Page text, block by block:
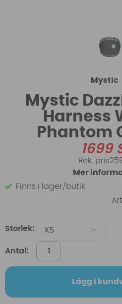
Mystic
Mystic
Harness
Phantom
1699
Mer
Finns i lager/butik
Storlek:
Antal:
Lägg i